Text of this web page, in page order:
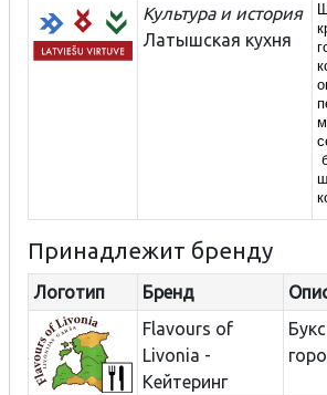
Культура и история
Латышская кухня
Принадлежит бренду
Логотип Бренд
Flavours of
Livonia -
Кейтеринг